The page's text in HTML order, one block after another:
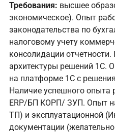
Требования: высшее
экономическое). Опыт
законодательства по
налоговому учету
консолидации
архитектуры решений 1С.
на платформе 1С с
Наличие успешного опыта
ERP/БП КОРП/ ЗУП. Опыт
ТП) и эксплуатационной
документации